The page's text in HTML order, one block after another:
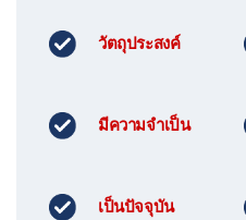
วัตถุประสงค์
มีความจำเป็น
เป็นปัจจุบัน